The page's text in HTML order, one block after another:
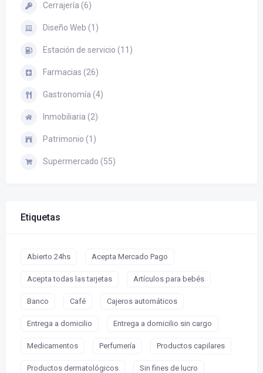
Cerrajería (6)
Diseño Web (1)
Estación de servicio (11)
Farmacias (26)
Gastronomía (4)
Inmobiliaria (2)
Patrimonio (1)
Supermercado (55)
Etiquetas
Abierto 24hs Acepta Mercado Pago
Acepta todas las tarjetas Artículos para bebés
Banco Café Cajeros automáticos
Entrega a domicilio Entrega a domicilio sin cargo
Medicamentos Perfumería Productos capilares
Productos dermatológicos Sin fines de lucro